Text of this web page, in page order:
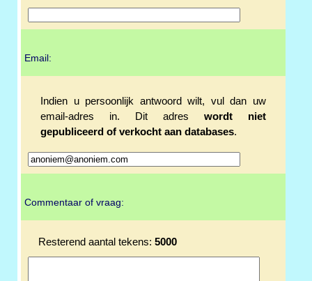
Email:
Indien u persoonlijk antwoord wilt, vul dan uw
email-adres in. Dit adres wordt niet
gepubliceerd of verkocht aan databases.
Commentaar of vraag:
Resterend aantal tekens: 5000